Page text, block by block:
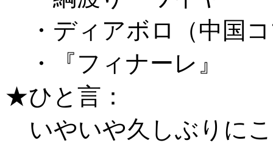
・ディアボロ（中国
・『フィナーレ』
★ひと言：
いやいや久しぶりに